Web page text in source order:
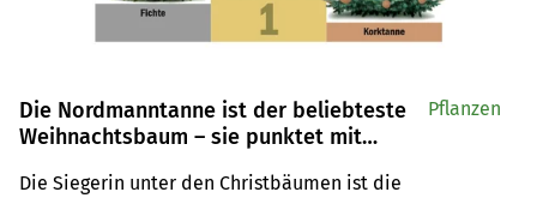
Die Nordmanntanne ist der beliebteste
Weihnachtsbaum – sie punktet mit
Die Siegerin unter den Christbäumen ist die
Pflanzen